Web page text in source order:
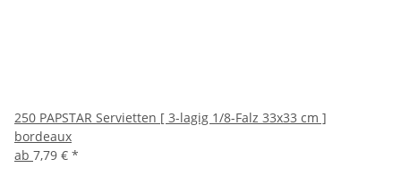
250 PAPSTAR Servietten [ 3-lagig 1/8-Falz 33x33 cm ]
bordeaux
ab 7,79 € *